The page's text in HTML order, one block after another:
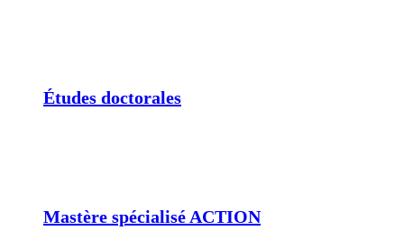
Études doctorales
Mastère spécialisé ACTION